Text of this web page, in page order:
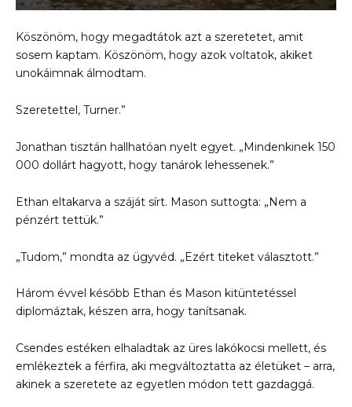
Köszönöm, hogy megadtátok azt a szeretetet, amit
sosem kaptam. Köszönöm, hogy azok voltatok, akiket
unokáimnak álmodtam.
Szeretettel, Turner.”
Jonathan tisztán hallhatóan nyelt egyet. „Mindenkinek 150
000 dollárt hagyott, hogy tanárok lehessenek.”
Ethan eltakarva a száját sírt. Mason suttogta: „Nem a
pénzért tettük.”
„Tudom,” mondta az ügyvéd. „Ezért titeket választott.”
Három évvel később Ethan és Mason kitüntetéssel
diplomáztak, készen arra, hogy tanítsanak.
Csendes estéken elhaladtak az üres lakókocsi mellett, és
emlékeztek a férfira, aki megváltoztatta az életüket – arra,
akinek a szeretete az egyetlen módon tett gazdaggá.